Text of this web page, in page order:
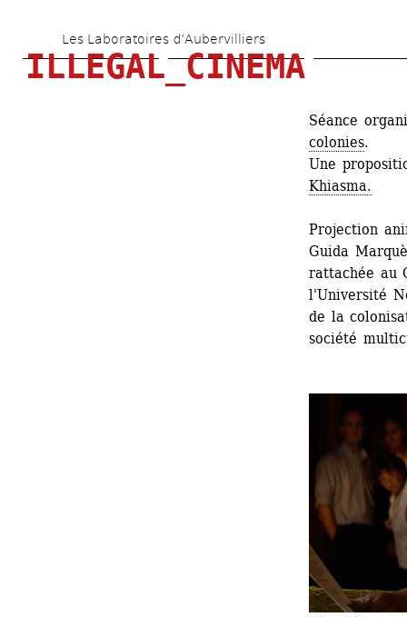
au
contenu
Les Laboratoires d’Aubervilliers
ILLEGAL_CINEMA
Séance
colonies.
Une
Khiasma.
Projection
Guida
rattachée au
l'Université
de la
société